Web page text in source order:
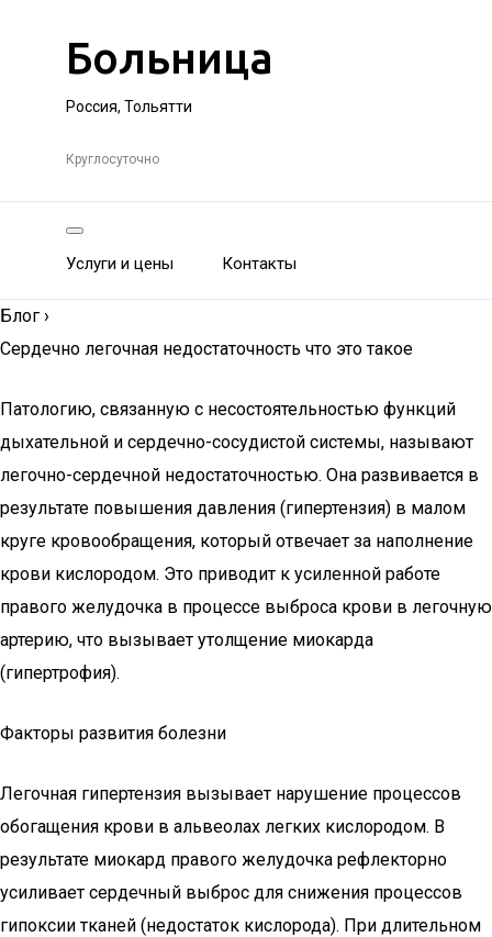
Больница
Россия, Тольятти
Круглосуточно
Услуги и цены Контакты
Блог ›
Сердечно легочная недостаточность что это такое
Патологию, связанную с несостоятельностью функций
дыхательной и сердечно-сосудистой системы, называют
легочно-сердечной недостаточностью. Она развивается в
результате повышения давления (гипертензия) в малом
круге кровообращения, который отвечает за наполнение
крови кислородом. Это приводит к усиленной работе
правого желудочка в процессе выброса крови в легочную
артерию, что вызывает утолщение миокарда
(гипертрофия).
Факторы развития болезни
Легочная гипертензия вызывает нарушение процессов
обогащения крови в альвеолах легких кислородом. В
результате миокард правого желудочка рефлекторно
усиливает сердечный выброс для снижения процессов
гипоксии тканей (недостаток кислорода). При длительном